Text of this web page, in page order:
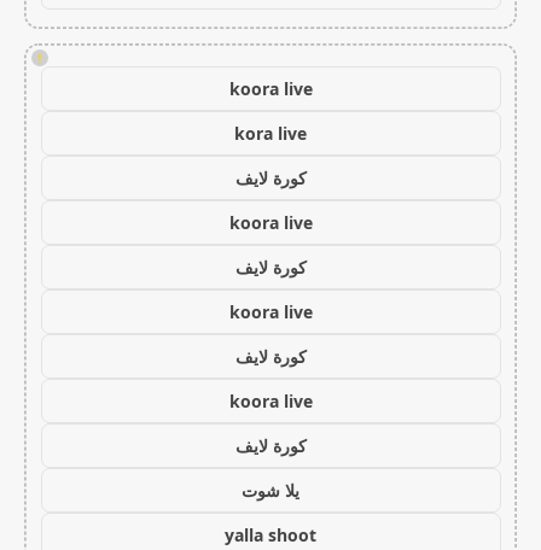
!
koora live
kora live
كورة لايف
koora live
كورة لايف
koora live
كورة لايف
koora live
كورة لايف
يلا شوت
yalla shoot